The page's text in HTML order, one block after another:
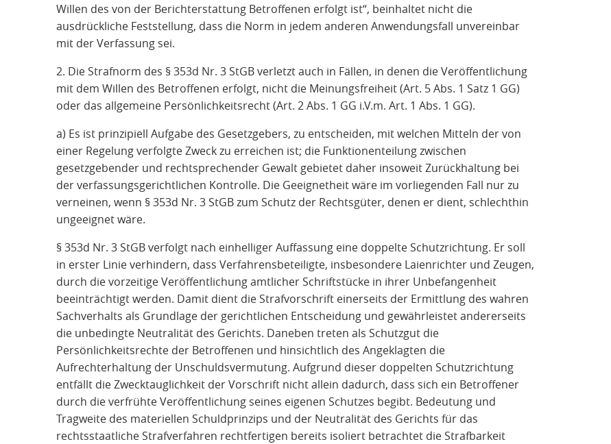
Willen des von der Berichterstattung Betroffenen erfolgt ist“, beinhaltet nicht die
ausdrückliche Feststellung, dass die Norm in jedem anderen Anwendungsfall unvereinbar
mit der Verfassung sei.
2. Die Strafnorm des § 353d Nr. 3 StGB verletzt auch in Fällen, in denen die Veröffentlichung
mit dem Willen des Betroffenen erfolgt, nicht die Meinungsfreiheit (Art. 5 Abs. 1 Satz 1 GG)
oder das allgemeine Persönlichkeitsrecht (Art. 2 Abs. 1 GG i.V.m. Art. 1 Abs. 1 GG).
a) Es ist prinzipiell Aufgabe des Gesetzgebers, zu entscheiden, mit welchen Mitteln der von
einer Regelung verfolgte Zweck zu erreichen ist; die Funktionenteilung zwischen
gesetzgebender und rechtsprechender Gewalt gebietet daher insoweit Zurückhaltung bei
der verfassungsgerichtlichen Kontrolle. Die Geeignetheit wäre im vorliegenden Fall nur zu
verneinen, wenn § 353d Nr. 3 StGB zum Schutz der Rechtsgüter, denen er dient, schlechthin
ungeeignet wäre.
§ 353d Nr. 3 StGB verfolgt nach einhelliger Auffassung eine doppelte Schutzrichtung. Er soll
in erster Linie verhindern, dass Verfahrensbeteiligte, insbesondere Laienrichter und Zeugen,
durch die vorzeitige Veröffentlichung amtlicher Schriftstücke in ihrer Unbefangenheit
beeinträchtigt werden. Damit dient die Strafvorschrift einerseits der Ermittlung des wahren
Sachverhalts als Grundlage der gerichtlichen Entscheidung und gewährleistet andererseits
die unbedingte Neutralität des Gerichts. Daneben treten als Schutzgut die
Persönlichkeitsrechte der Betroffenen und hinsichtlich des Angeklagten die
Aufrechterhaltung der Unschuldsvermutung. Aufgrund dieser doppelten Schutzrichtung
entfällt die Zwecktauglichkeit der Vorschrift nicht allein dadurch, dass sich ein Betroffener
durch die verfrühte Veröffentlichung seines eigenen Schutzes begibt. Bedeutung und
Tragweite des materiellen Schuldprinzips und der Neutralität des Gerichts für das
rechtsstaatliche Strafverfahren rechtfertigen bereits isoliert betrachtet die Strafbarkeit